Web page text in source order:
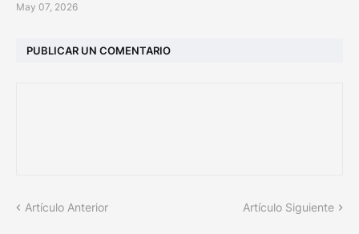
May 07, 2026
PUBLICAR UN COMENTARIO
Artículo Anterior Artículo Siguiente